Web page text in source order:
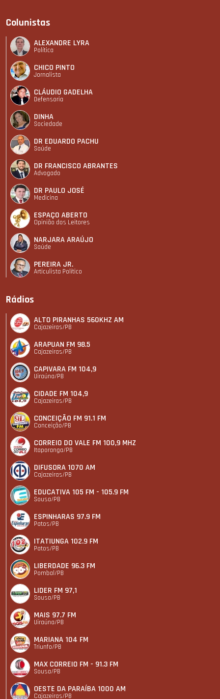
Colunistas
ALEXANDRE LYRA
Política
CHICO PINTO
Jornalista
CLÁUDIO GADELHA
Defensoria
DINHA
Sociedade
DR EDUARDO PACHU
Saúde
DR FRANCISCO ABRANTES
Advogado
DR PAULO JOSÉ
Medicina
ESPAÇO ABERTO
Opinião dos Leitores
NARJARA ARAÚJO
Saúde
PEREIRA JR.
Articulista Polí­tico
Rádios
ALTO PIRANHAS 560KHZ AM
Cajazeiras/PB
ARAPUAN FM 98.5
Cajazeiras/PB
CAPIVARA FM 104,9
Uiraúna/PB
CIDADE FM 104,9
Cajazeiras/PB
CONCEIÇÃO FM 91.1 FM
Conceição/PB
CORREIO DO VALE FM 100,9 MHZ
Itaporanga/PB
DIFUSORA 1070 AM
Cajazeiras/PB
EDUCATIVA 105 FM - 105.9 FM
Sousa/PB
ESPINHARAS 97.9 FM
Patos/PB
ITATIUNGA 102.9 FM
Patos/PB
LIBERDADE 96.3 FM
Pombal/PB
LIDER FM 97,1
Sousa/PB
MAIS 97.7 FM
Uiraúna/PB
MARIANA 104 FM
Triunfo/PB
MAX CORREIO FM - 91.3 FM
Sousa/PB
OESTE DA PARAÍBA 1000 AM
Cajazeiras/PB